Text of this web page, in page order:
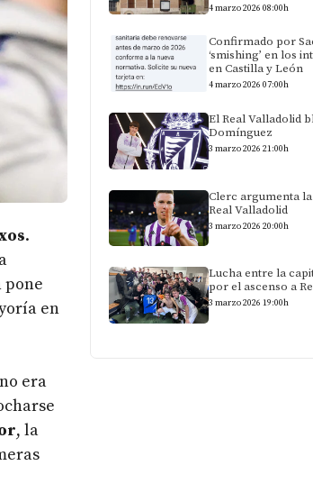
.
pone
en
era
, la
4 marzo 2026 08:00h
Confirmado por
‘smishing’ en los
en Castilla y León
4 marzo 2026 07:00h
El Real Valladolid
Domínguez
3 marzo 2026 21:00h
Clerc argumenta
Real Valladolid
3 marzo 2026 20:00h
Lucha entre la
por el ascenso a
3 marzo 2026 19:00h